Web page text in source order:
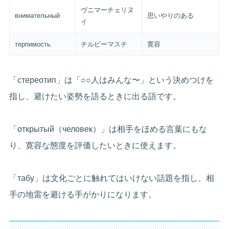
внимательный
ヴニマーチェリヌ
イ
思いやりのある
терпимость チルピーマスチ 寛容
「стереотип」は「○○人はみんな〜」という決めつけを
指し、避けたい姿勢を語るときに出る語です。
「открытый（человек）」は相手をほめる言葉にもな
り、寛容な態度を評価したいときに使えます。
「табу」は文化ごとに触れてはいけない話題を指し、相
手の地雷を避ける手がかりになります。